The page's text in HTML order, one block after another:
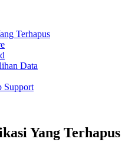
Terhapus
Data
Support
Yang Terhapus